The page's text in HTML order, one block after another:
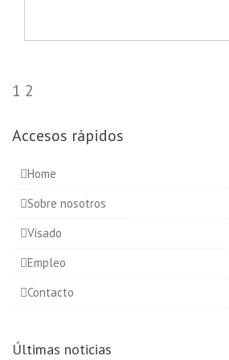
1 2
Accesos rápidos
Home
Sobre nosotros
Visado
Empleo
Contacto
Últimas noticias